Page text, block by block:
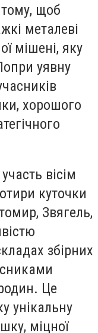
тому, щоб
металеві
мішені, яку
уявну
хорошого
вісім
куточки
Звягель,
збірних
Це
унікальну
міцної